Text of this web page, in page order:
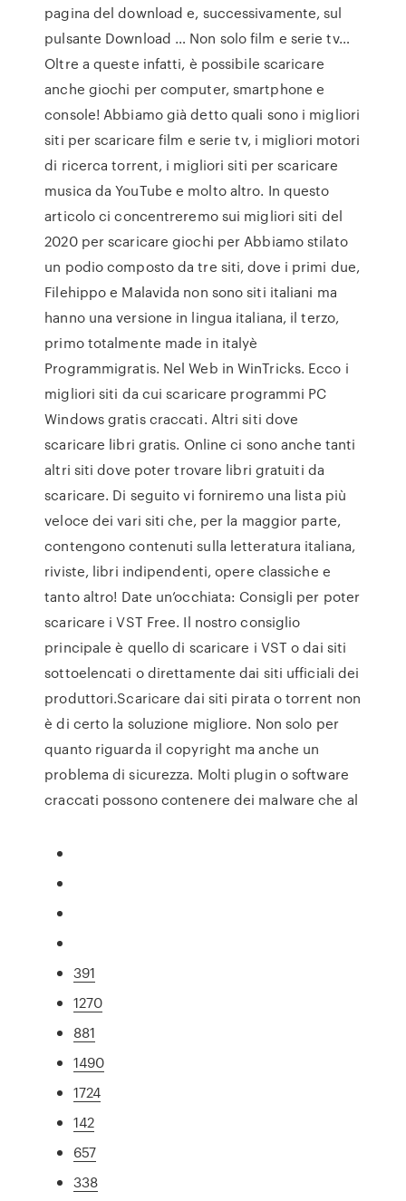
pagina del download e, successivamente, sul
pulsante Download … Non solo film e serie tv…
Oltre a queste infatti, è possibile scaricare
anche giochi per computer, smartphone e
console! Abbiamo già detto quali sono i migliori
siti per scaricare film e serie tv, i migliori motori
di ricerca torrent, i migliori siti per scaricare
musica da YouTube e molto altro. In questo
articolo ci concentreremo sui migliori siti del
2020 per scaricare giochi per Abbiamo stilato
un podio composto da tre siti, dove i primi due,
Filehippo e Malavida non sono siti italiani ma
hanno una versione in lingua italiana, il terzo,
primo totalmente made in italyè
Programmigratis. Nel Web in WinTricks. Ecco i
migliori siti da cui scaricare programmi PC
Windows gratis craccati. Altri siti dove
scaricare libri gratis. Online ci sono anche tanti
altri siti dove poter trovare libri gratuiti da
scaricare. Di seguito vi forniremo una lista più
veloce dei vari siti che, per la maggior parte,
contengono contenuti sulla letteratura italiana,
riviste, libri indipendenti, opere classiche e
tanto altro! Date un’occhiata: Consigli per poter
scaricare i VST Free. Il nostro consiglio
principale è quello di scaricare i VST o dai siti
sottoelencati o direttamente dai siti ufficiali dei
produttori.Scaricare dai siti pirata o torrent non
è di certo la soluzione migliore. Non solo per
quanto riguarda il copyright ma anche un
problema di sicurezza. Molti plugin o software
craccati possono contenere dei malware che al
391
1270
881
1490
1724
142
657
338